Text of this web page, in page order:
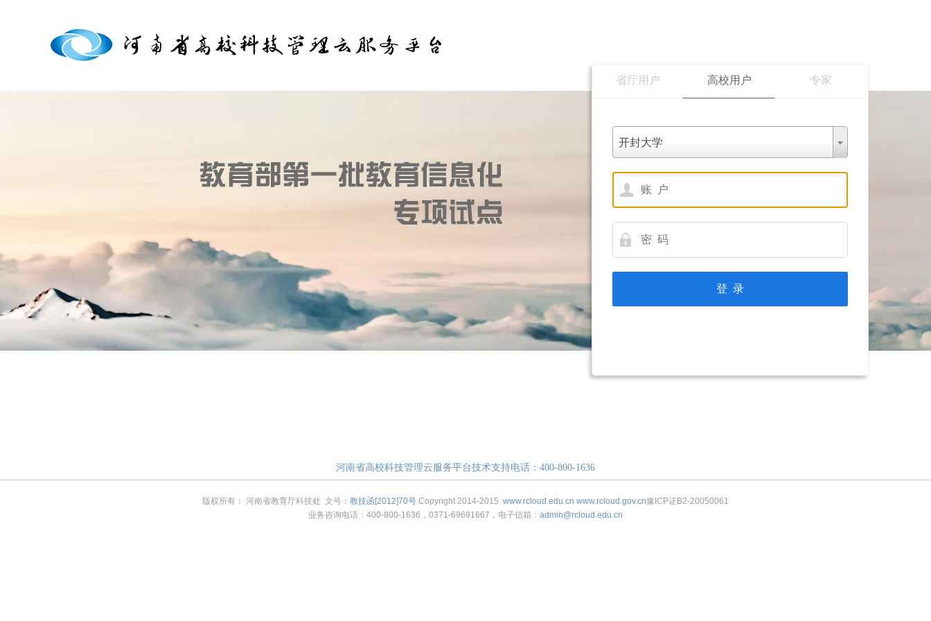
省厅用户 高校用户 专家
开封大学
河南省高校科技管理云服务平台技术支持电话：400-800-1636
版权所有： 河南省教育厅科技处 文号： 教技函[2012]70号 Copyright 2014-2015 www.rcloud.edu.cn www.rcloud.gov.cn豫ICP证B2-20050061
业务咨询电话：400-800-1636，0371-69691667，电子信箱： admin@rcloud.edu.cn